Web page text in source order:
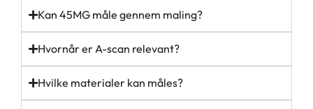
Kan 45MG måle gennem maling?
Hvornår er A-scan relevant?
Hvilke materialer kan måles?